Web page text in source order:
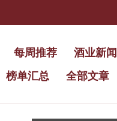
每周推荐 酒业新闻
榜单汇总 全部文章